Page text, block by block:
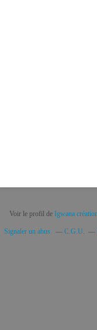
Voir le profil de Igwana
Signaler un abus C.G.U.